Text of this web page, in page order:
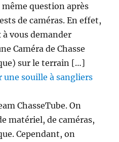
question après
de caméras. En effet,
vous demander
Caméra de Chasse
sur le terrain […]
une souille à sangliers
ChasseTube. On
matériel, de caméras,
Cependant, on